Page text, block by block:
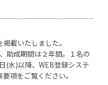
載いたしました。
助成期間は２年間。１名の
(水)以降、WEB登録システ
項をご覧ください。